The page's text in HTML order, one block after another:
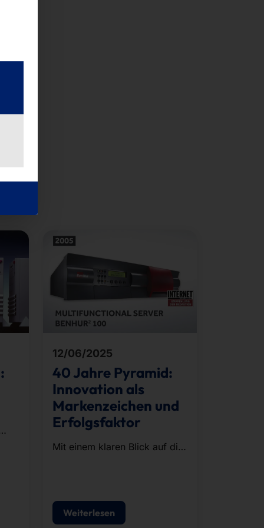
12/06/2025
40 Jahre Pyramid:
Innovation als
Markenzeichen und
Erfolgsfaktor
Mit einem klaren Blick auf die
gestalten wir digitalen
Fortschritt.
Weiterlesen